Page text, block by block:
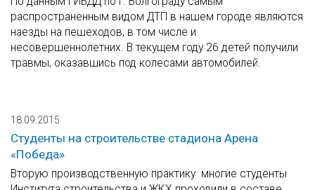
распространенным видом ДТП в нашем городе являются
наезды на пешеходов, в том числе и
несовершеннолетних. В текущем году 26 детей получили
травмы, оказавшись под колесами автомобилей.
18.09.2015
Студенты на строительстве стадиона Арена
«Победа»
Вторую производственную практику многие студенты